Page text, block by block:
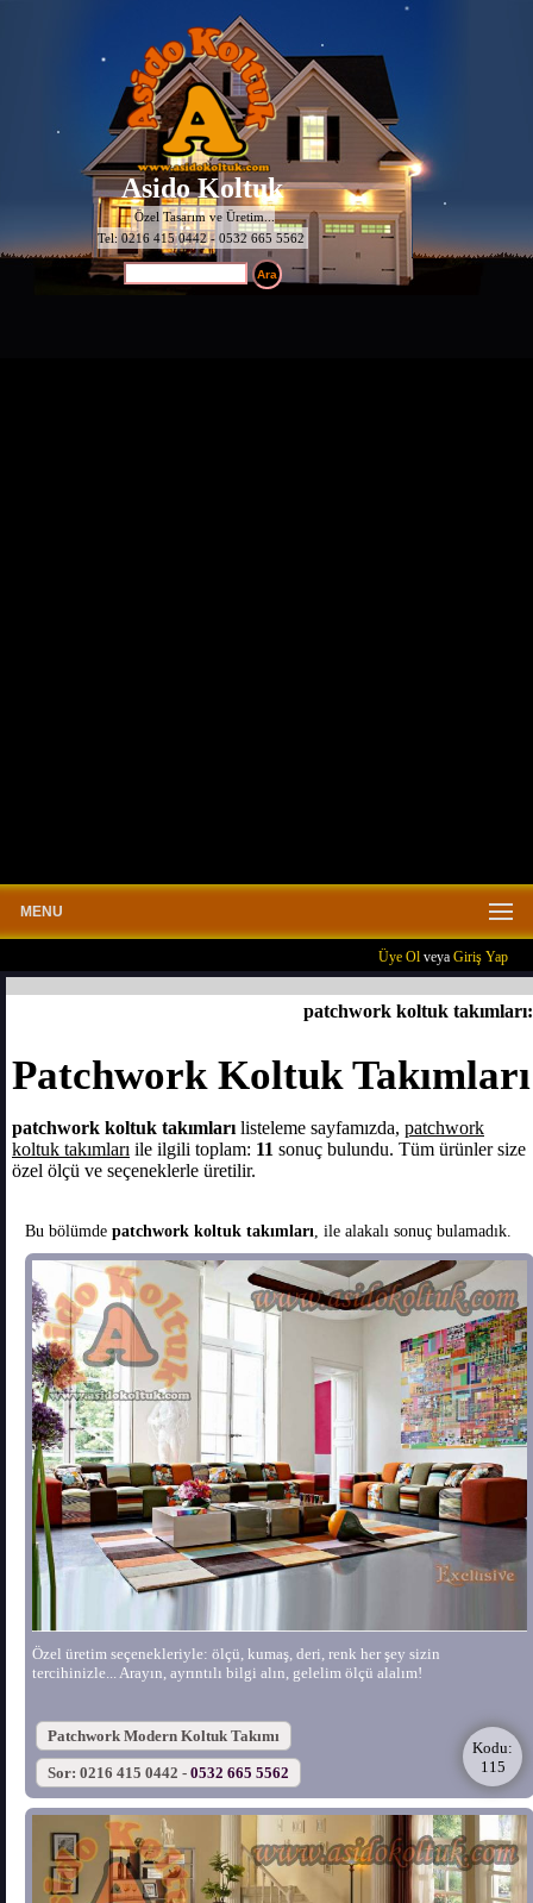
Asido Koltuk
Özel Tasarım ve Üretim...
Tel: 0216 415 0442 - 0532 665 5562
MENU
Üye Ol veya Giriş Yap
patchwork koltuk takımları:
Patchwork Koltuk Takımları
patchwork koltuk takımları listeleme sayfamızda, patchwork
koltuk takımları ile ilgili toplam: 11 sonuç bulundu. Tüm ürünler size
özel ölçü ve seçeneklerle üretilir.
Bu bölümde patchwork koltuk takımları, ile alakalı sonuç bulamadık.
Özel üretim seçenekleriyle: ölçü, kumaş, deri, renk her şey sizin
tercihinizle... Arayın, ayrıntılı bilgi alın, gelelim ölçü alalım!
Patchwork Modern Koltuk Takımı
Kodu:
115
Sor: 0216 415 0442 - 0532 665 5562